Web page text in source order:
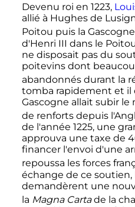
Devenu roi en 1223,
allié à Hughes de
Poitou puis la Gascogne
d'Henri III dans le
ne disposait pas du
poitevins dont
abandonnés durant la
tomba rapidement et il
Gascogne allait subir le
de renforts depuis
de l'année 1225, une
approuva une taxe de
financer l'envoi d'une
repoussa les forces
échange de ce soutien,
demandèrent une
la Magna Cartade la